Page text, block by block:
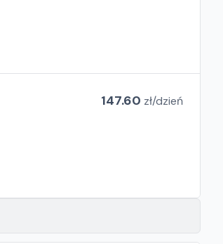
147.60 zł/dzień